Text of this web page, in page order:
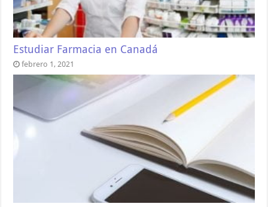
Estudiar Farmacia en Canadá
febrero 1, 2021